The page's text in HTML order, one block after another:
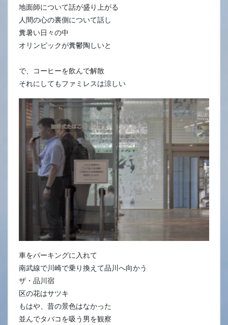
地面師について話が盛り上がる
人間の心の裏側について話し
糞暑い日々の中
オリンピックが糞鬱陶しいと
で、コーヒーを飲んで解散
それにしてもファミレスは涼しい
車をパーキングに入れて
南武線で川崎で乗り換えて品川へ向かう
ザ・品川宿
区の花はサツキ
もはや、昔の景色はなかった
並んでタバコを吸う男を観察